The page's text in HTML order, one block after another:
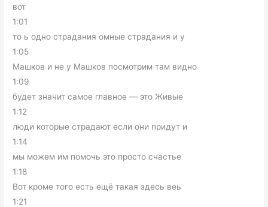
вот
1:01
то ь одно страдания омные страдания и у
1:05
Машков и не у Машков посмотрим там видно
1:09
будет значит самое главное — это Живые
1:12
люди которые страдают если они придут и
1:14
мы можем им помочь это просто счастье
1:18
Вот кроме того есть ещё такая здесь веь
1:21